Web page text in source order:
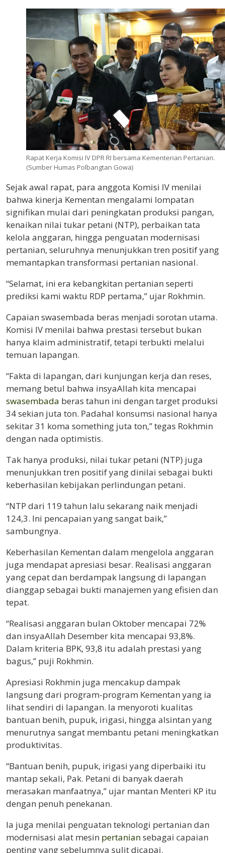
Rapat Kerja Komisi IV DPR RI bersama Kementerian Pertanian.
(Sumber Humas Polbangtan Gowa)
Sejak awal rapat, para anggota Komisi IV menilai
bahwa kinerja Kementan mengalami lompatan
signifikan mulai dari peningkatan produksi pangan,
kenaikan nilai tukar petani (NTP), perbaikan tata
kelola anggaran, hingga penguatan modernisasi
pertanian, seluruhnya menunjukkan tren positif yang
memantapkan transformasi pertanian nasional.
“Selamat, ini era kebangkitan pertanian seperti
prediksi kami waktu RDP pertama,” ujar Rokhmin.
Capaian swasembada beras menjadi sorotan utama.
Komisi IV menilai bahwa prestasi tersebut bukan
hanya klaim administratif, tetapi terbukti melalui
temuan lapangan.
“Fakta di lapangan, dari kunjungan kerja dan reses,
memang betul bahwa insyaAllah kita mencapai
swasembada beras tahun ini dengan target produksi
34 sekian juta ton. Padahal konsumsi nasional hanya
sekitar 31 koma something juta ton,” tegas Rokhmin
dengan nada optimistis.
Tak hanya produksi, nilai tukar petani (NTP) juga
menunjukkan tren positif yang dinilai sebagai bukti
keberhasilan kebijakan perlindungan petani.
“NTP dari 119 tahun lalu sekarang naik menjadi
124,3. Ini pencapaian yang sangat baik,”
sambungnya.
Keberhasilan Kementan dalam mengelola anggaran
juga mendapat apresiasi besar. Realisasi anggaran
yang cepat dan berdampak langsung di lapangan
dianggap sebagai bukti manajemen yang efisien dan
tepat.
“Realisasi anggaran bulan Oktober mencapai 72%
dan insyaAllah Desember kita mencapai 93,8%.
Dalam kriteria BPK, 93,8 itu adalah prestasi yang
bagus,” puji Rokhmin.
Apresiasi Rokhmin juga mencakup dampak
langsung dari program-program Kementan yang ia
lihat sendiri di lapangan. Ia menyoroti kualitas
bantuan benih, pupuk, irigasi, hingga alsintan yang
menurutnya sangat membantu petani meningkatkan
produktivitas.
“Bantuan benih, pupuk, irigasi yang diperbaiki itu
mantap sekali, Pak. Petani di banyak daerah
merasakan manfaatnya,” ujar mantan Menteri KP itu
dengan penuh penekanan.
Ia juga menilai penguatan teknologi pertanian dan
modernisasi alat mesin pertaniansebagai capaian
penting yang sebelumnya sulit dicapai.